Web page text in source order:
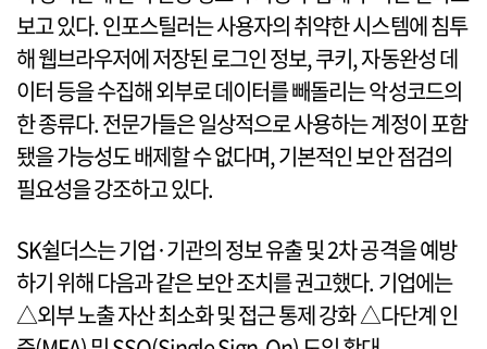
보고 있다. 인포스틸러는 사용자의 취약한 시스템에 침투
해 웹브라우저에 저장된 로그인 정보, 쿠키, 자동완성 데
이터 등을 수집해 외부로 데이터를 빼돌리는 악성코드의
한 종류다. 전문가들은 일상적으로 사용하는 계정이 포함
됐을 가능성도 배제할 수 없다며, 기본적인 보안 점검의
필요성을 강조하고 있다.
SK쉴더스는 기업·기관의 정보 유출 및 2차 공격을 예방
하기 위해 다음과 같은 보안 조치를 권고했다. 기업에는
△외부 노출 자산 최소화 및 접근 통제 강화 △다단계 인